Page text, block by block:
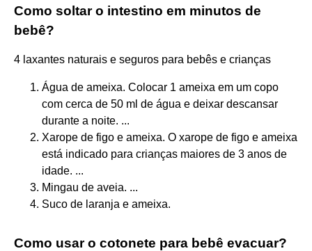
Como soltar o intestino em minutos de
bebê?
4 laxantes naturais e seguros para bebês e crianças
Água de ameixa. Colocar 1 ameixa em um copo
com cerca de 50 ml de água e deixar descansar
durante a noite. ...
Xarope de figo e ameixa. O xarope de figo e ameixa
está indicado para crianças maiores de 3 anos de
idade. ...
Mingau de aveia. ...
Suco de laranja e ameixa.
Como usar o cotonete para bebê evacuar?